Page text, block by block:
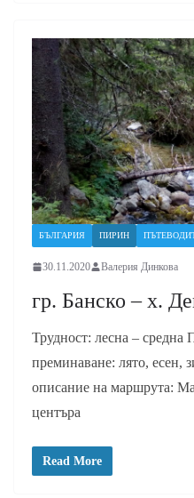
БЪЛГАРИЯ ПИРИН
30.11.2020 Валерия Динкова
гр. Банско – х.
Трудност: лесна – средна
преминаване: лято, есен,
описание на маршрута:
центъра
Read More